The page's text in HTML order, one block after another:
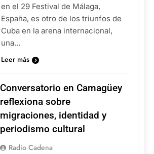
en el 29 Festival de Málaga,
España, es otro de los triunfos de
Cuba en la arena internacional,
una…
Leer más
Conversatorio en Camagüey
reflexiona sobre
migraciones, identidad y
periodismo cultural
Radio Cadena